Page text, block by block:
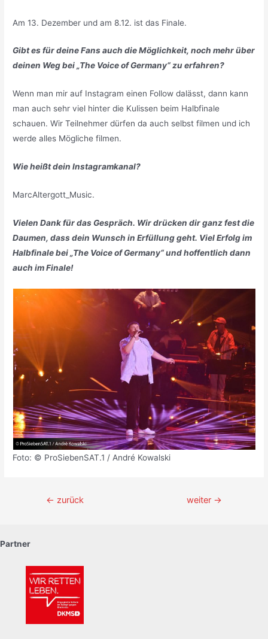
Am 13. Dezember und am 8.12. ist das Finale.
Gibt es für deine Fans auch die Möglichkeit, noch mehr über
deinen Weg bei „The Voice of Germany“ zu erfahren?
Wenn man mir auf Instagram einen Follow dalässt, dann kann
man auch sehr viel hinter die Kulissen beim Halbfinale
schauen. Wir Teilnehmer dürfen da auch selbst filmen und ich
werde alles Mögliche filmen.
Wie heißt dein Instagramkanal?
MarcAltergott_Music.
Vielen Dank für das Gespräch. Wir drücken dir ganz fest die
Daumen, dass dein Wunsch in Erfüllung geht. Viel Erfolg im
Halbfinale bei „The Voice of Germany“ und hoffentlich dann
auch im Finale!
Foto: © ProSiebenSAT.1 / André Kowalski
Beitragsnavigation
← zurück weiter →
Partner